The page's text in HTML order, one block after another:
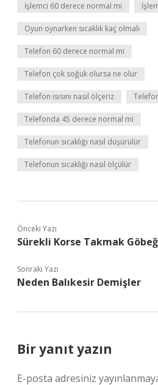
İşlemci 60 derece normal mi
Oyun oynarken sıcaklık kaç olmalı
Telefon 60 derece normal mi
Telefon çok soğuk olursa ne olur
Telefon ısısını nasıl ölçeriz
Telefonda 45 derece normal mi
Telefonun sıcaklığı nasıl düşürülür
Telefonun sıcaklığı nasıl ölçülür
Önceki Yazı
Sürekli Korse Takmak
Sonraki Yazı
Neden Balıkesir Demişler
Bir yanıt yazın
E-posta adresiniz